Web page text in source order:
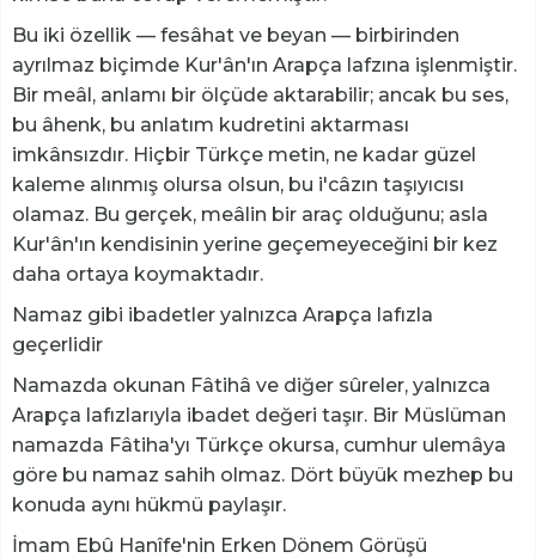
Bu iki özellik — fesâhat ve beyan — birbirinden
ayrılmaz biçimde Kur'ân'ın Arapça lafzına işlenmiştir.
Bir meâl, anlamı bir ölçüde aktarabilir; ancak bu ses,
bu âhenk, bu anlatım kudretini aktarması
imkânsızdır. Hiçbir Türkçe metin, ne kadar güzel
kaleme alınmış olursa olsun, bu i'câzın taşıyıcısı
olamaz. Bu gerçek, meâlin bir araç olduğunu; asla
Kur'ân'ın kendisinin yerine geçemeyeceğini bir kez
daha ortaya koymaktadır.
Namaz gibi ibadetler yalnızca Arapça lafızla
geçerlidir
Namazda okunan Fâtihâ ve diğer sûreler, yalnızca
Arapça lafızlarıyla ibadet değeri taşır. Bir Müslüman
namazda Fâtiha'yı Türkçe okursa, cumhur ulemâya
göre bu namaz sahih olmaz. Dört büyük mezhep bu
konuda aynı hükmü paylaşır.
İmam Ebû Hanîfe'nin Erken Dönem Görüşü